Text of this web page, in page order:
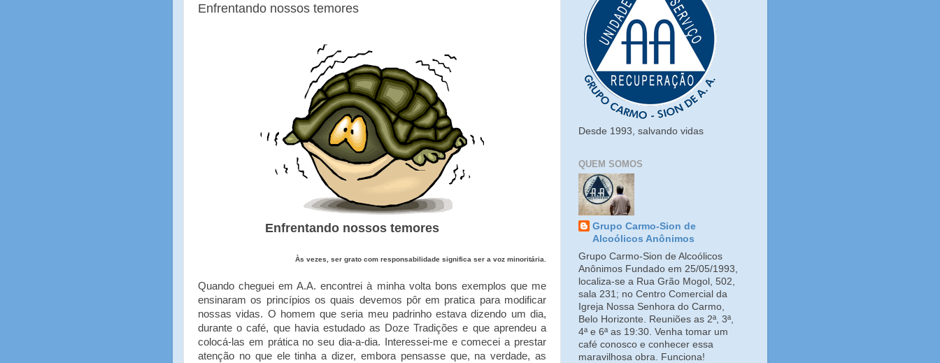
Enfrentando nossos temores
Enfrentando nossos temores
Às vezes, ser grato com responsabilidade significa ser a voz minoritária.
Quando cheguei em A.A. encontrei à minha volta bons exemplos que me
ensinaram os princípios os quais devemos pôr em pratica para modificar
nossas vidas. O homem que seria meu padrinho estava dizendo um dia,
durante o café, que havia estudado as Doze Tradições e que aprendeu a
colocá-las em prática no seu dia-a-dia. Interessei-me e comecei a prestar
atenção no que ele tinha a dizer, embora pensasse que, na verdade, as
Desde 1993, salvando vidas
QUEM SOMOS
Grupo Carmo-Sion de
Alcoólicos Anônimos
Grupo Carmo-Sion de Alcoólicos
Anônimos Fundado em 25/05/1993,
localiza-se a Rua Grão Mogol, 502,
sala 231; no Centro Comercial da
Igreja Nossa Senhora do Carmo,
Belo Horizonte. Reuniões as 2ª, 3ª,
4ª e 6ª as 19:30. Venha tomar um
café conosco e conhecer essa
maravilhosa obra. Funciona!